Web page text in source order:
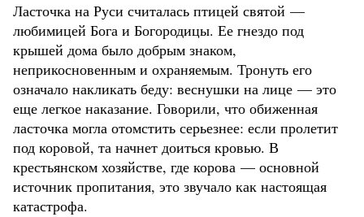
Ласточка на Руси считалась птицей святой —
любимицей Бога и Богородицы. Ее гнездо под
крышей дома было добрым знаком,
неприкосновенным и охраняемым. Тронуть его
означало накликать беду: веснушки на лице — это
еще легкое наказание. Говорили, что обиженная
ласточка могла отомстить серьезнее: если пролетит
под коровой, та начнет доиться кровью. В
крестьянском хозяйстве, где корова — основной
источник пропитания, это звучало как настоящая
катастрофа.